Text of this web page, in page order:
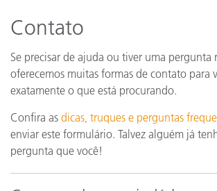
Contato
Se precisar de ajuda ou tiver uma pergunta
oferecemos muitas formas de contato para
exatamente o que está procurando.
Confira as dicas, truques e perguntas
enviar este formulário. Talvez alguém já
pergunta que você!